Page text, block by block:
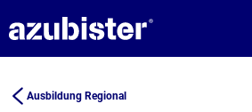
Ausbildung Regional